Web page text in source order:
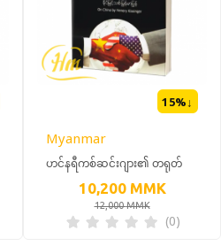
15%↓
Myanmar
ဟင်နရီကစ်ဆင်းဂျား၏ တရုတ်
(15% OFF)10,200 MMK
12,000 MMK
(0)